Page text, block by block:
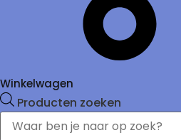
Winkelwagen
Producten zoeken